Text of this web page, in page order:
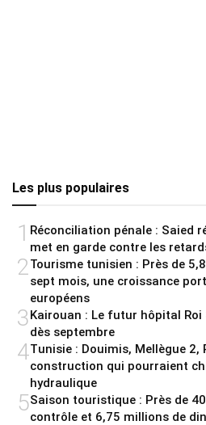
Les plus populaires
1 Réconciliation pénale : Saied
met en garde contre les
2Tourisme tunisien : Près de
sept mois, une croissance
européens
3Kairouan : Le futur hôpital
dès septembre
4Tunisie : Douimis, Mellègue 2,
construction qui pourraient
hydraulique
5Saison touristique : Près de
contrôle et 6,75 millions de